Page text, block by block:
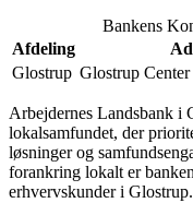
Bankens
Afdeling
Glostrup Glostrup
Arbejdernes Landsbank i
lokalsamfundet, der
løsninger og
forankring lokalt er
erhvervskunder i Glostrup.